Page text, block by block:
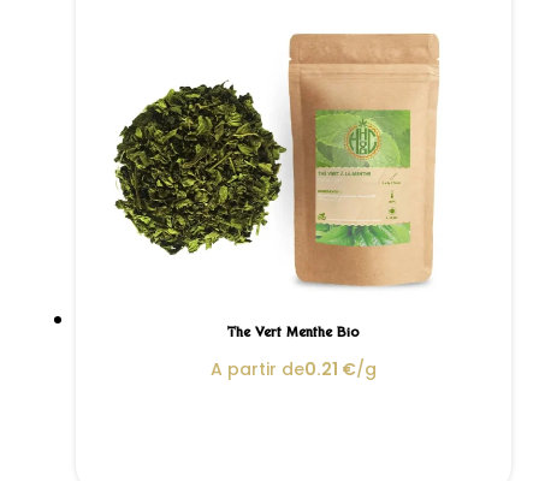
Thé Vert Menthe Bio
A partir de0.21 €/g